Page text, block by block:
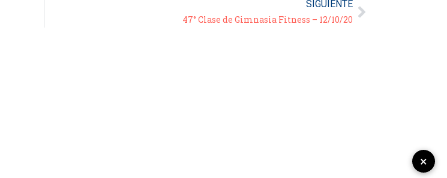
SIGUIENTE
47° Clase de Gimnasia Fitness – 12/10/20
×